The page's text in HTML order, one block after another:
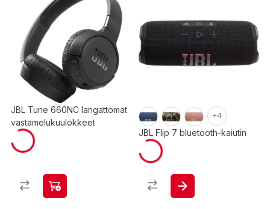
JBL Tune 660NC langattomat
vastamelukuulokkeet
+4
JBL Flip 7 bluetooth-kaiutin